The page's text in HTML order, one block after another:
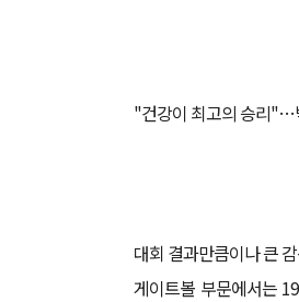
"건강이 최고의 승리"…
대회 결과만큼이나 큰
게이트볼 부문에서는